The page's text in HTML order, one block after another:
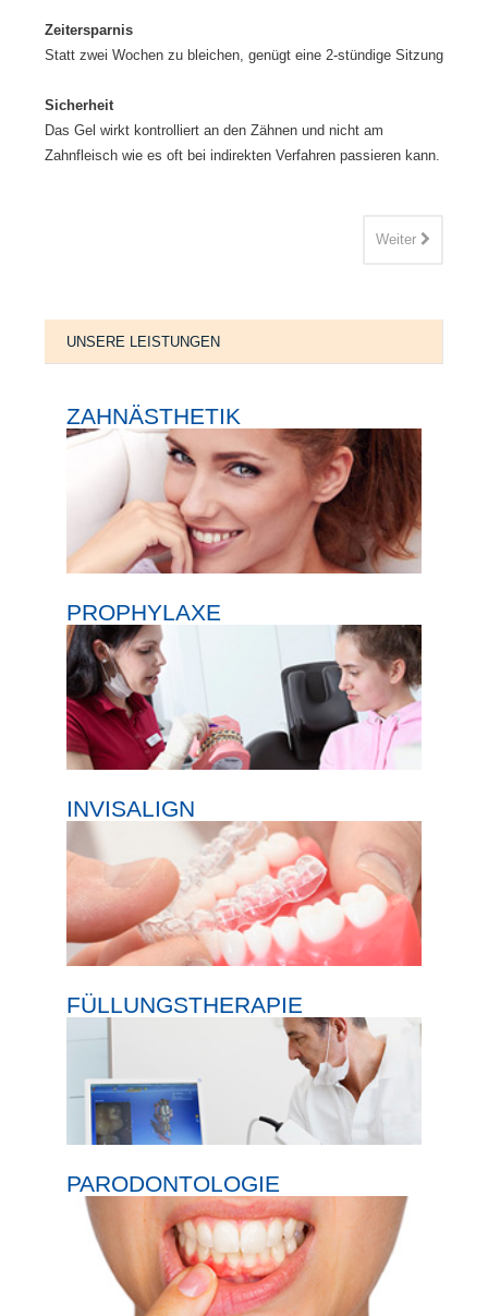
Zeitersparnis
Statt zwei Wochen zu bleichen, genügt eine 2-stündige Sitzung
Sicherheit
Das Gel wirkt kontrolliert an den Zähnen und nicht am
Zahnfleisch wie es oft bei indirekten Verfahren passieren kann.
Weiter
UNSERE LEISTUNGEN
ZAHNÄSTHETIK
PROPHYLAXE
INVISALIGN
FÜLLUNGSTHERAPIE
PARODONTOLOGIE